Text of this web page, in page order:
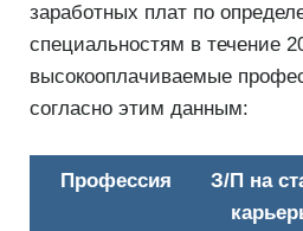
заработных плат по
специальностям в течение
высокооплачиваемые
согласно этим данным:
Профессия
З/П на